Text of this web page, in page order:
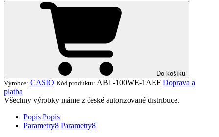
Do košíku
Výrobce: CASIO Kód produktu: ABL-100WE-1AEF Doprava a
platba
Všechny výrobky máme z české autorizované distribuce.
Popis Popis
Parametry8 Parametry8